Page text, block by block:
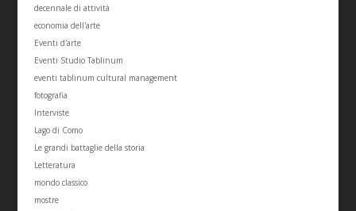
decennale di attività
economia dell'arte
Eventi d'arte
Eventi Studio Tablinum
eventi tablinum cultural management
fotografia
Interviste
Lago di Como
Le grandi battaglie della storia
Letteratura
mondo classico
mostre